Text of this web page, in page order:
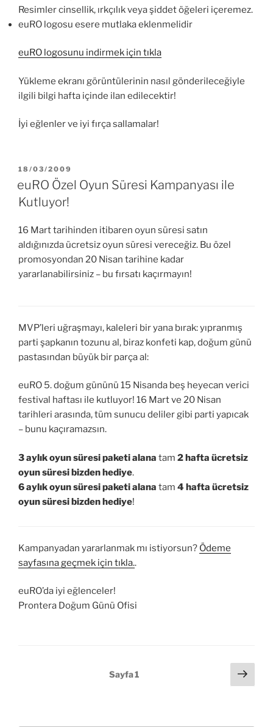
Resimler cinsellik, ırkçılık veya şiddet öğeleri içeremez.
euRO logosu esere mutlaka eklenmelidir
euRO logosunu indirmek için tıkla
Yükleme ekranı görüntülerinin nasıl gönderileceğiyle
ilgili bilgi hafta içinde ilan edilecektir!
İyi eğlenler ve iyi fırça sallamalar!
YAYIM
TARIHI
18/03/2009
euRO Özel Oyun Süresi Kampanyası ile
Kutluyor!
16 Mart tarihinden itibaren oyun süresi satın
aldığınızda ücretsiz oyun süresi vereceğiz. Bu özel
promosyondan 20 Nisan tarihine kadar
yararlanabilirsiniz – bu fırsatı kaçırmayın!
MVP’leri uğraşmayı, kaleleri bir yana bırak: yıpranmış
parti şapkanın tozunu al, biraz konfeti kap, doğum günü
pastasından büyük bir parça al:
euRO 5. doğum gününü 15 Nisanda beş heyecan verici
festival haftası ile kutluyor! 16 Mart ve 20 Nisan
tarihleri arasında, tüm sunucu deliler gibi parti yapıcak
– bunu kaçıramazsın.
3 aylık oyun süresi paketi alana tam 2 hafta ücretsiz
oyun süresi bizden hediye.
6 aylık oyun süresi paketi alana tam 4 hafta ücretsiz
oyun süresi bizden hediye!
Kampanyadan yararlanmak mı istiyorsun? Ödeme
sayfasına geçmek için tıkla..
euRO’da iyi eğlenceler!
Prontera Doğum Günü Ofisi
Sayfa1